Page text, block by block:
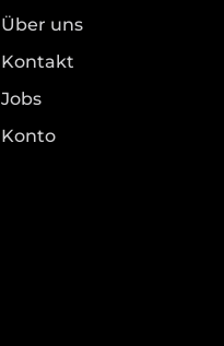
Über uns
Kontakt
Jobs
Konto